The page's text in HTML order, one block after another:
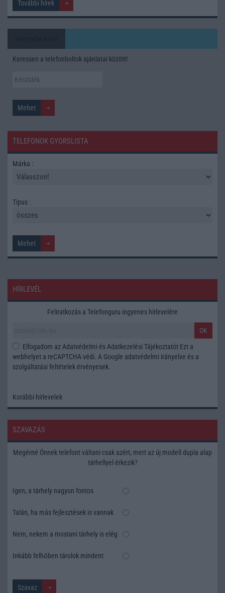
További hírek
Keressen a telefonboltok ajánlatai között!
TELEFONOK GYORSLISTA
Márka :
Tipus :
HÍRLEVÉL
Feliratkozás a Telefonguru ingyenes hírlevelére
OK
Elfogadom az Adatvédelmi és Adatkezelési Tájékoztatót Ezt a
webhelyet a reCAPTCHA védi. A Google adatvédelmi irányelve és a
szolgáltatási feltételek érvényesek.
Korábbi hírlevelek
SZAVAZÁS
Megérné Önnek telefont váltani csak azért, mert az új modell dupla alap
tárhellyel érkezik?
Igen, a tárhely nagyon fontos
Talán, ha más fejlesztések is vannak
Nem, nekem a mostani tárhely is elég
Inkább felhőben tárolok mindent